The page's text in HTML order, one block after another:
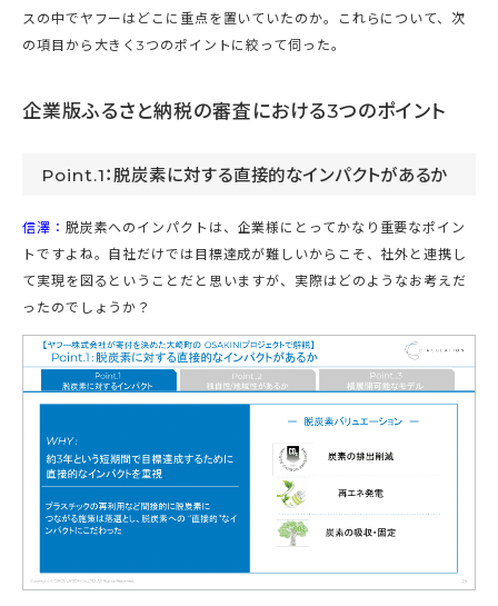
スの中でヤフーはどこに重点を置いていたのか。これらについて、次
の項目から大きく3つのポイントに絞って伺った。
企業版ふるさと納税の審査における3つのポイント
Point.1：脱炭素に対する直接的なインパクトがあるか
信澤： 脱炭素へのインパクトは、企業様にとってかなり重要なポイン
トですよね。自社だけでは目標達成が難しいからこそ、社外と連携し
て実現を図るということだと思いますが、実際はどのようなお考えだ
ったのでしょうか？